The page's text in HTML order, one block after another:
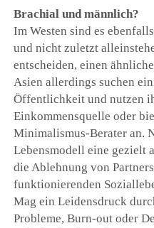
Brachial und männlich?
Im Westen sind es
und nicht zuletzt
entscheiden, einen
Asien allerdings suchen
Öffentlichkeit und nutzen
Einkommensquelle oder
Minimalismus-Berater an.
Lebensmodell eine gezielt
die Ablehnung von
funktionierenden
Mag ein Leidensdruck
Probleme, Burn-out oder